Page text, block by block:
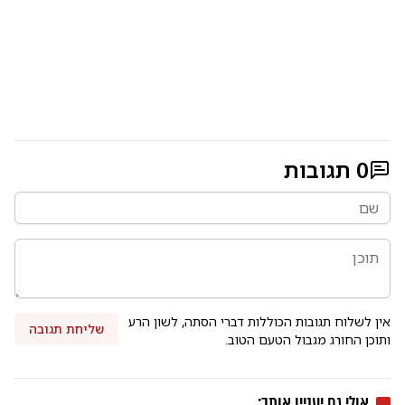
0 תגובות
אין לשלוח תגובות הכוללות דברי הסתה, לשון הרע
ותוכן החורג מגבול הטעם הטוב.
שליחת תגובה